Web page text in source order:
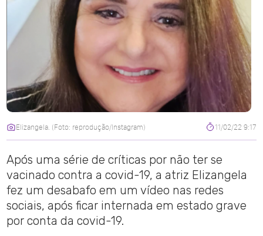
Elizangela. (Foto: reprodução/Instagram) 11/02/22 9:17
Após uma série de críticas por não ter se
vacinado contra a covid-19, a atriz Elizangela
fez um desabafo em um vídeo nas redes
sociais, após ficar internada em estado grave
por conta da covid-19.